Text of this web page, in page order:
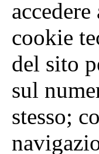
cookie
del sito
sul
stesso;